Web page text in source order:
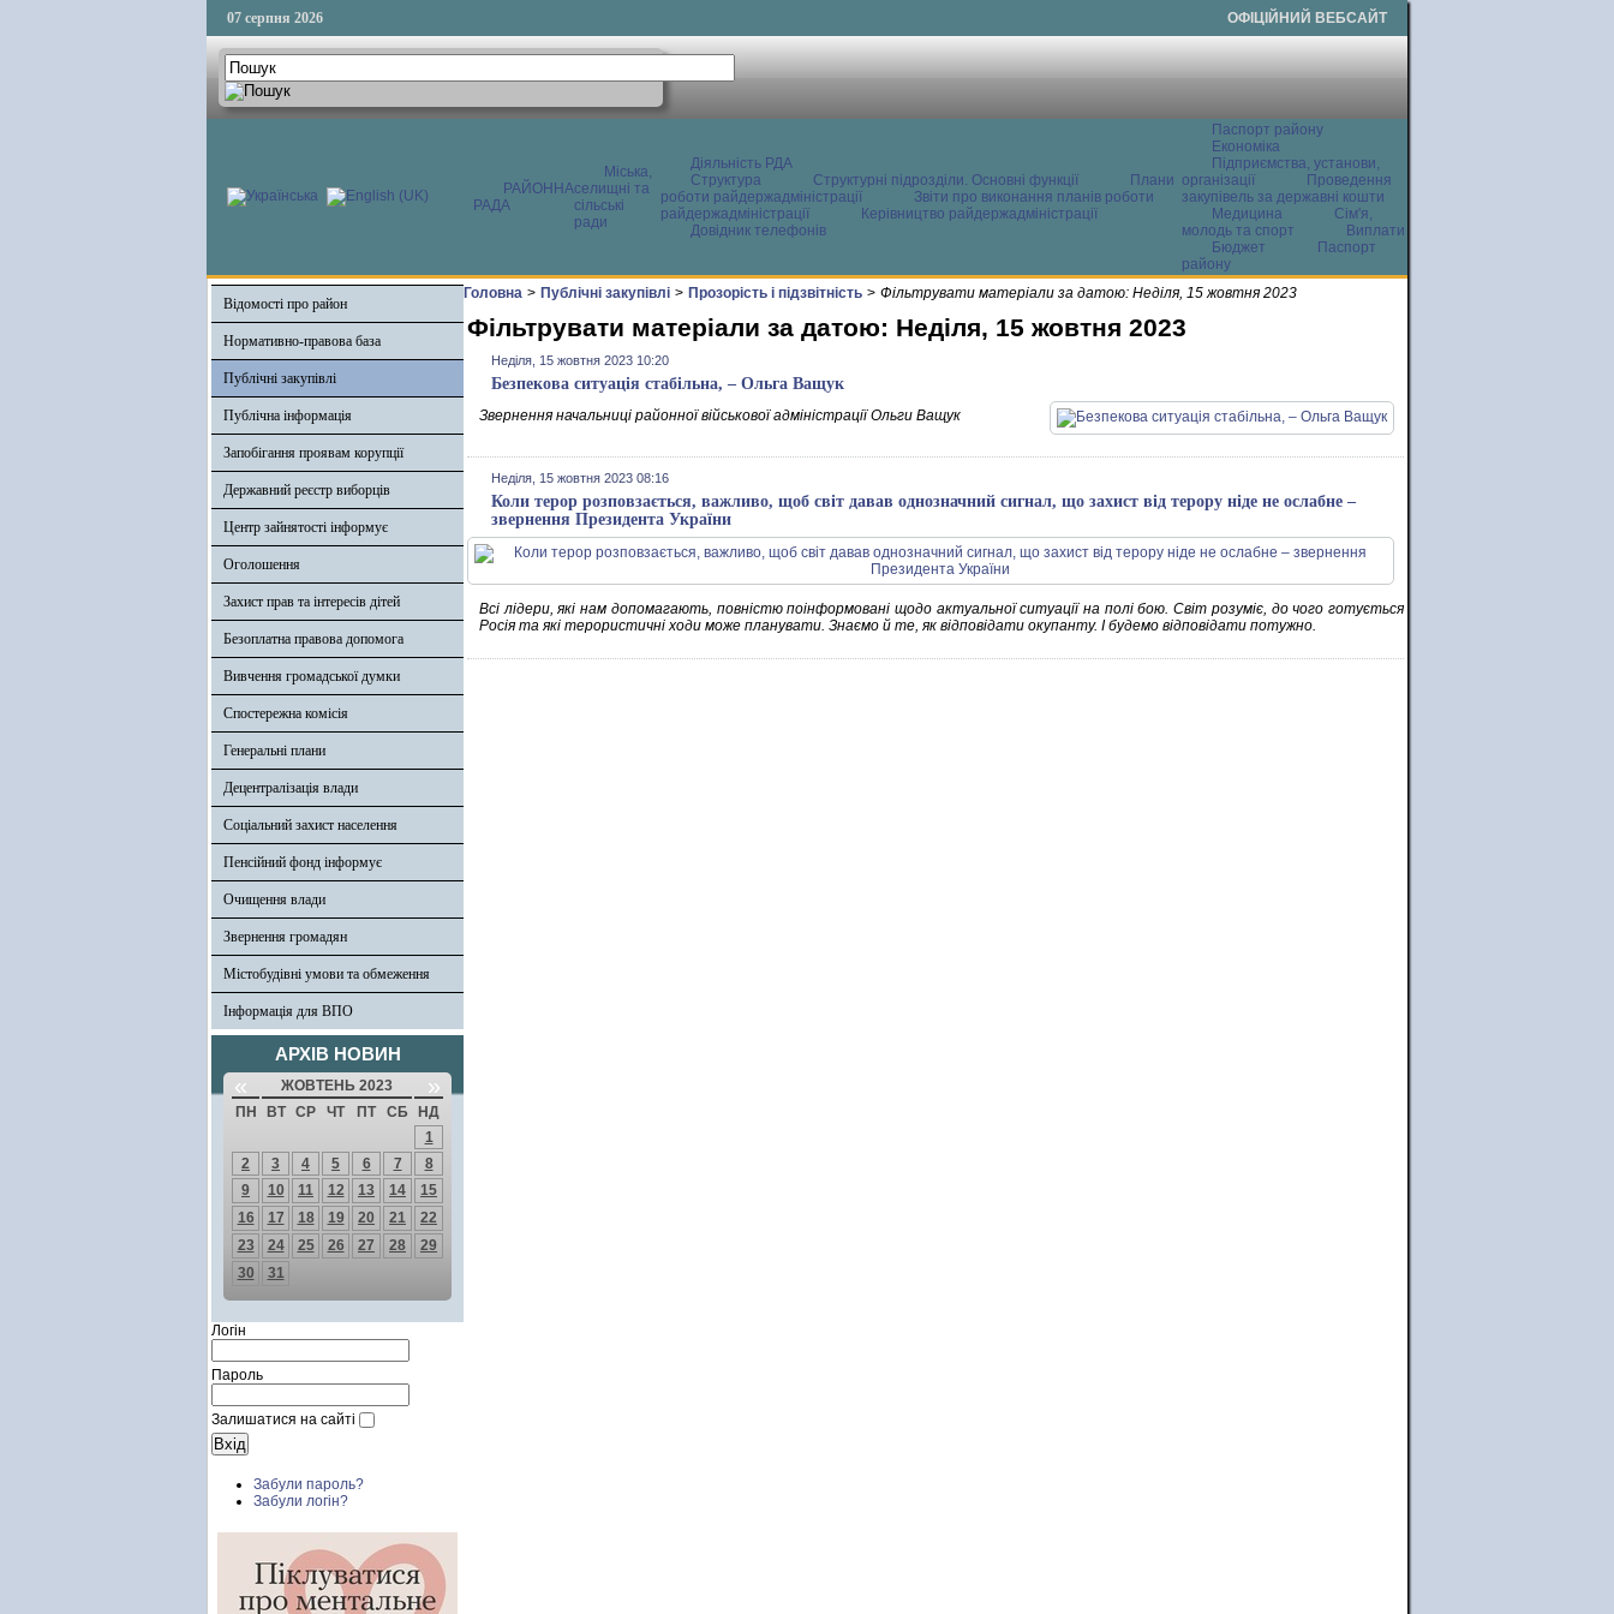
07 серпня 2026 ОФІЦІЙНИЙ ВЕБСАЙТ
РАЙОННА
РАДА
Міська,
селищні та
сільські
ради
Діяльність РДА
Структура
Структурні підрозділи. Основні функції
Плани
роботи райдержадміністрації
Звіти про виконання планів роботи
райдержадміністрації
Керівництво райдержадміністрації
Довідник телефонів
Паспорт району
Економіка
Підприємства, установи,
організації
Проведення
закупівель за державні кошти
Медицина
Сім'я,
молодь та спорт
Виплати
Бюджет
Паспорт
району
Відомості про район
Нормативно-правова база
Публічні закупівлі
Публічна інформація
Запобігання проявам корупції
Державний реєстр виборців
Центр зайнятості інформує
Оголошення
Захист прав та інтересів дітей
Безоплатна правова допомога
Вивчення громадської думки
Спостережна комісія
Генеральні плани
Децентралізація влади
Соціальний захист населення
Пенсійний фонд інформує
Очищення влади
Звернення громадян
Містобудівні умови та обмеження
Інформація для ВПО
АРХІВ НОВИН
« ЖОВТЕНЬ 2023 »
ПН ВТ СР ЧТ ПТ СБ
НД
1
2
3 4 5 6 7
8
9
10 11 12 13 14
15
16
17 18 19 20 21
22
23
24 25 26 27 28
29
30
31
Логін
Пароль
Залишатися на сайті
Забули пароль?
Забули логін?
Головна > Публічні закупівлі > Прозорість і підзвітність > Фільтрувати матеріали за датою: Неділя, 15 жовтня 2023
Фільтрувати матеріали за датою: Неділя, 15 жовтня 2023
Неділя, 15 жовтня 2023 10:20
Безпекова ситуація стабільна, – Ольга Ващук
Звернення начальниці районної військової адміністрації Ольги Ващук
Неділя, 15 жовтня 2023 08:16
Коли терор розповзається, важливо, щоб світ давав однозначний сигнал, що захист від терору ніде не ослабне –
звернення Президента України
Всі лідери, які нам допомагають, повністю поінформовані щодо актуальної ситуації на полі бою. Світ розуміє, до чого готується
Росія та які терористичні ходи може планувати. Знаємо й те, як відповідати окупанту. І будемо відповідати потужно.